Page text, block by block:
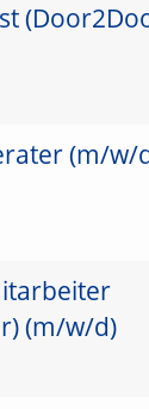
(m/w/
(m/w/d)